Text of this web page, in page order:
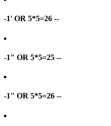
-1' OR 5*5=26 --
-1" OR 5*5=25 --
-1" OR 5*5=26 --